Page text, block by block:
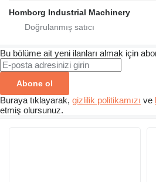
Homborg Industrial Machinery
Bu bölüme ait yeni ilanları almak için
Abone ol
Buraya tıklayarak, gizlilik politikamızı ve
etmiş olursunuz.